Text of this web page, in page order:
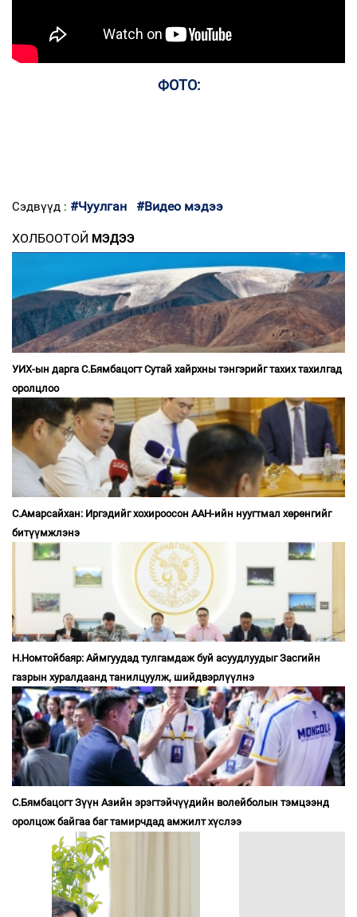
ФОТО:
Сэдвүүд : #Чуулган #Видео мэдээ
ХОЛБООТОЙ МЭДЭЭ
УИХ-ын дарга С.Бямбацогт Сутай хайрхны тэнгэрийг тахих тахилгад
оролцлоо
С.Амарсайхан: Иргэдийг хохироосон ААН-ийн нуугтмал хөрөнгийг
битүүмжлэнэ
Н.Номтойбаяр: Аймгуудад тулгамдаж буй асуудлуудыг Засгийн
газрын хуралдаанд танилцуулж, шийдвэрлүүлнэ
С.Бямбацогт Зүүн Азийн эрэгтэйчүүдийн волейболын тэмцээнд
оролцож байгаа баг тамирчдад амжилт хүслээ